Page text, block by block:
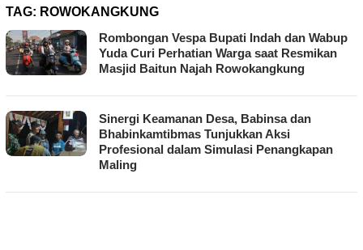
TAG: ROWOKANGKUNG
Rombongan Vespa Bupati Indah dan Wabup
Yuda Curi Perhatian Warga saat Resmikan
Masjid Baitun Najah Rowokangkung
Sinergi Keamanan Desa, Babinsa dan
Bhabinkamtibmas Tunjukkan Aksi
Profesional dalam Simulasi Penangkapan
Maling